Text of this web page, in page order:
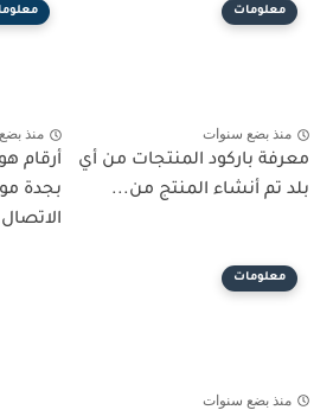
معلومات
منذ بضع سنوات
معرفة باركود المنتجات من أي
بلد تم أنشاء المنتج من...
منذ
أرقام
بجدة
معلومات
منذ بضع سنوات